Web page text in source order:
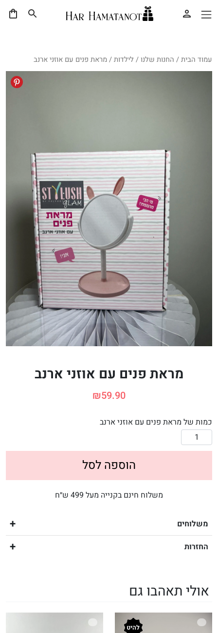
עמוד הבית/ החנות שלנו / לילדות/ מראת פנים עם אוזני ארנב
מראת פנים עם אוזני ארנב
₪59.90
כמות של מראת פנים עם אוזני ארנב
הוספה לסל
משלוח חינם בקנייה מעל 499 ש״ח
משלוחים
החזרות
אולי תאהבו גם
להיט